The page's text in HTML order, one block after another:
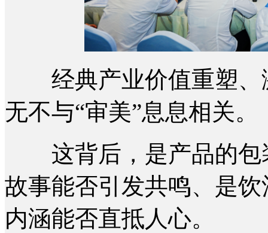
经典产业价值重塑、
无不与“审美”息息相关。
这背后，是产品的包
故事能否引发共鸣、是
内涵能否直抵人心。